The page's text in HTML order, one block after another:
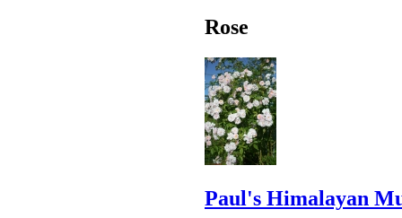
Rose
Paul's Himalayan